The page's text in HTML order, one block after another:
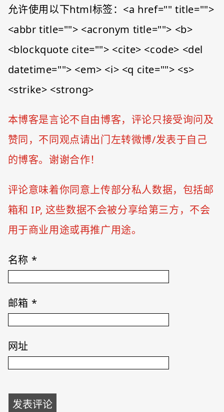
允许使用以下html标签：<a href="" title="">
<abbr title=""> <acronym title=""> <b>
<blockquote cite=""> <cite> <code> <del
datetime=""> <em> <i> <q cite=""> <s>
<strike> <strong>
本博客是言论不自由博客，评论只接受询问及
赞同，不同观点请出门左转微博/发表于自己
的博客。谢谢合作！
评论意味着你同意上传部分私人数据，包括邮
箱和 IP, 这些数据不会被分享给第三方，不会
用于商业用途或再推广用途。
名称 *
邮箱 *
网址